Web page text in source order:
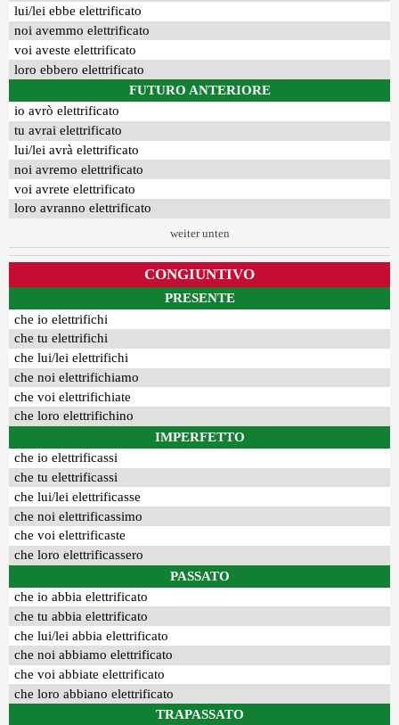
lui/lei ebbe elettrificato
noi avemmo elettrificato
voi aveste elettrificato
loro ebbero elettrificato
FUTURO ANTERIORE
io avrò elettrificato
tu avrai elettrificato
lui/lei avrà elettrificato
noi avremo elettrificato
voi avrete elettrificato
loro avranno elettrificato
weiter unten
CONGIUNTIVO
PRESENTE
che io elettrifichi
che tu elettrifichi
che lui/lei elettrifichi
che noi elettrifichiamo
che voi elettrifichiate
che loro elettrifichino
IMPERFETTO
che io elettrificassi
che tu elettrificassi
che lui/lei elettrificasse
che noi elettrificassimo
che voi elettrificaste
che loro elettrificassero
PASSATO
che io abbia elettrificato
che tu abbia elettrificato
che lui/lei abbia elettrificato
che noi abbiamo elettrificato
che voi abbiate elettrificato
che loro abbiano elettrificato
TRAPASSATO